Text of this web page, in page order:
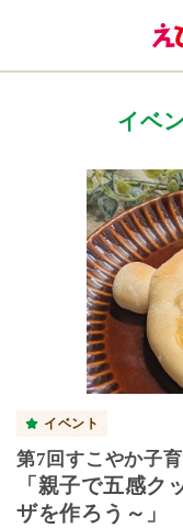
イベ
イベント
第7回すこやか子
「親子で五感ク
ザを作ろう～」